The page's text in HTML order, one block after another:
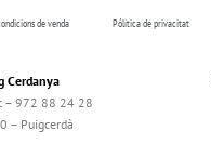
de venda Pólitica de privacitat
Cerdanya
– 972 88 24 28
– Puigcerdà